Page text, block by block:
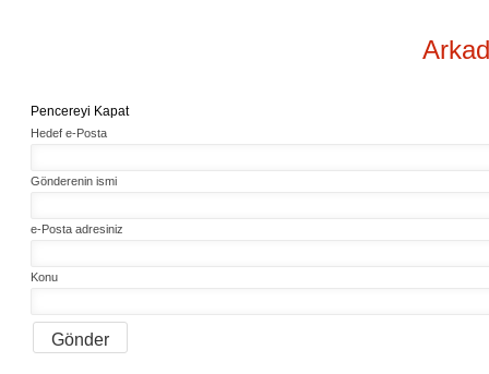
Pencereyi Kapat
Hedef e-Posta
Gönderenin ismi
e-Posta adresiniz
Konu
Gönder